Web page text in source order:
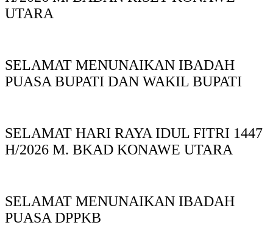
UTARA
SELAMAT MENUNAIKAN IBADAH
PUASA BUPATI DAN WAKIL BUPATI
SELAMAT HARI RAYA IDUL FITRI 1447
H/2026 M. BKAD KONAWE UTARA
SELAMAT MENUNAIKAN IBADAH
PUASA DPPKB